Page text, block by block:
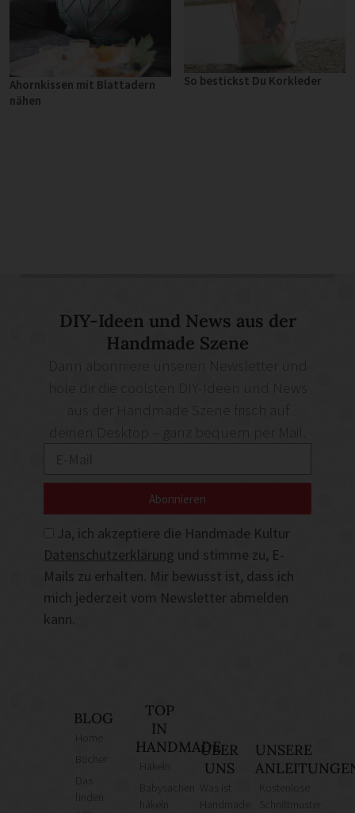
Ahornkissen mit Blattadern
nähen
So bestickst Du Korkleder
DIY-Ideen und News aus der
Handmade Szene
deinen Desktop – ganz bequem per Mail.
Ja, ich akzeptiere die Handmade Kultur
Datenschutzerklärung und stimme zu, E-
Mails zu erhalten. Mir bewusst ist, dass ich
mich jederzeit vom Newsletter abmelden
kann.
Abonnieren
BLOG
TOP
IN
HANDMADEÜBER
UNS
Was ist
UNSERE
Kostenlose
Schnittmuster